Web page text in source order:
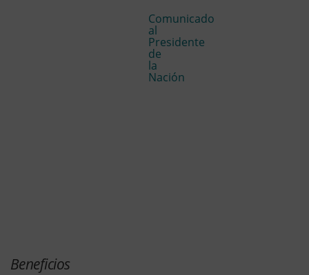
Comunicado
al
Presidente
de
la
Nación
Beneficios